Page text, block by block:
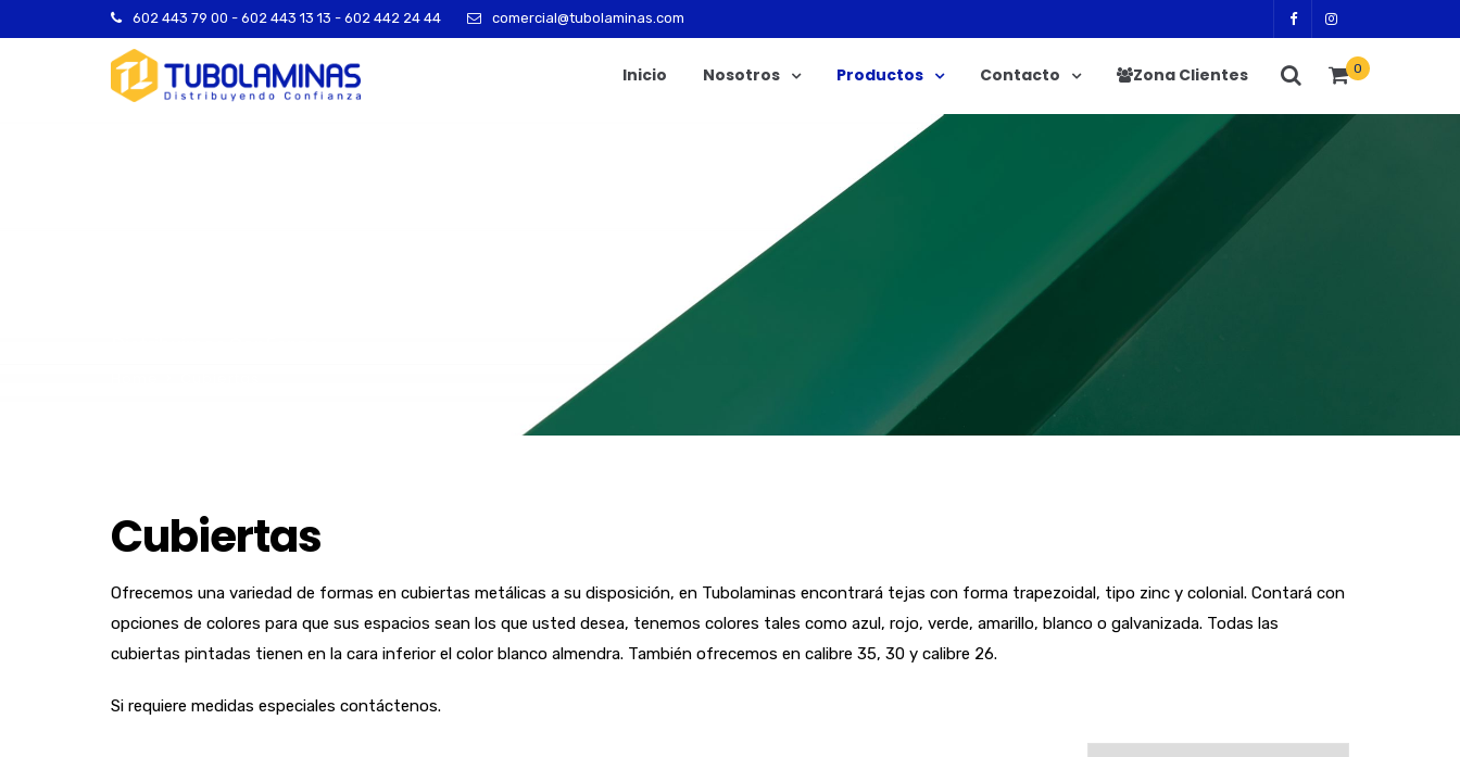
602 443 79 00 - 602 443 13 13 - 602 442 24 44 comercial@tubolaminas.com
0
Inicio Nosotros Productos Contacto Zona Clientes
Cubiertas
Ofrecemos una variedad de formas en cubiertas metálicas a su disposición, en Tubolaminas encontrará tejas con forma trapezoidal, tipo zinc y colonial. Contará con
opciones de colores para que sus espacios sean los que usted desea, tenemos colores tales como azul, rojo, verde, amarillo, blanco o galvanizada. Todas las
cubiertas pintadas tienen en la cara inferior el color blanco almendra. También ofrecemos en calibre 35, 30 y calibre 26.
Si requiere medidas especiales contáctenos.